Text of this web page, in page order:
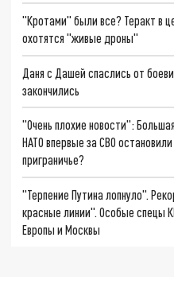
"Кротами" были все? Теракт в
охотятся "живые дроны"
Даня с Дашей спаслись от
закончились
"Очень плохие новости":
НАТО впервые за СВО
приграничье?
"Терпение Путина лопнуло".
красные линии". Особые спецы
Европы и Москвы